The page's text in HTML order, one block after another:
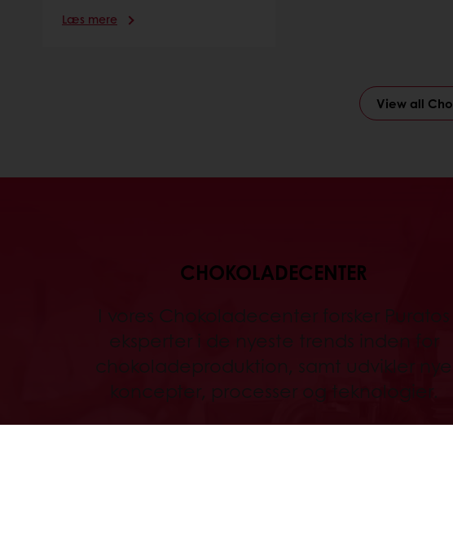
Læs mere
View all
CHOKOLADECENTER
I vores Chokoladecenter forsker Puratos
eksperter i de nyeste trends inden for
chokoladeproduktion, samt udvikler nye
koncepter, processer og teknologier.